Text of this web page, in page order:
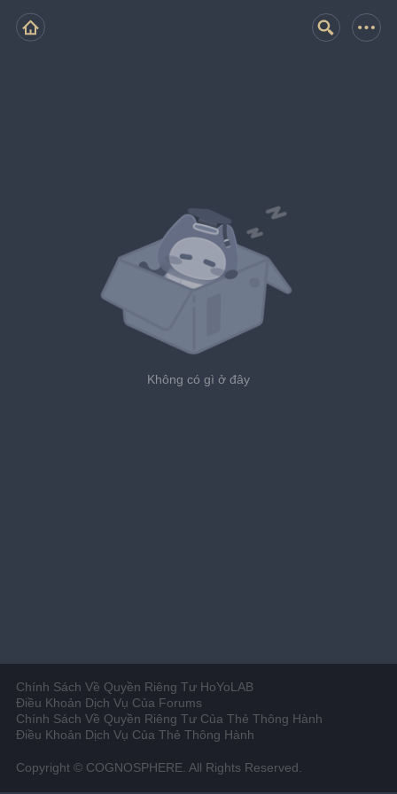
Không có gì ở đây
Chính Sách Về Quyền Riêng Tư HoYoLAB
Điều Khoản Dịch Vụ Của Forums
Chính Sách Về Quyền Riêng Tư Của Thẻ Thông Hành
Điều Khoản Dịch Vụ Của Thẻ Thông Hành
Copyright © COGNOSPHERE. All Rights Reserved.